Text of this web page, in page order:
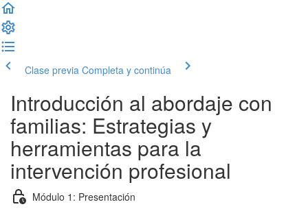
Clase previa Completa y continúa
Introducción al abordaje con
familias: Estrategias y
herramientas para la
intervención profesional
Módulo 1: Presentación